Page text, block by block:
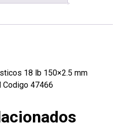
18 lb 150×2.5 mm
Codigo 47466